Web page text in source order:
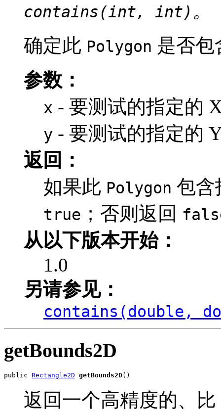
contains(int, int) 。
确定此 Polygon 是否包
参数：
x - 要测试的指定的
y - 要测试的指定的
返回：
如果此 Polygon 包
true ；否则返回
从以下版本开始：
1.0
另请参见：
contains(double,
getBounds2D
public Rectangle2D getBounds2D()
返回一个高精度的、比